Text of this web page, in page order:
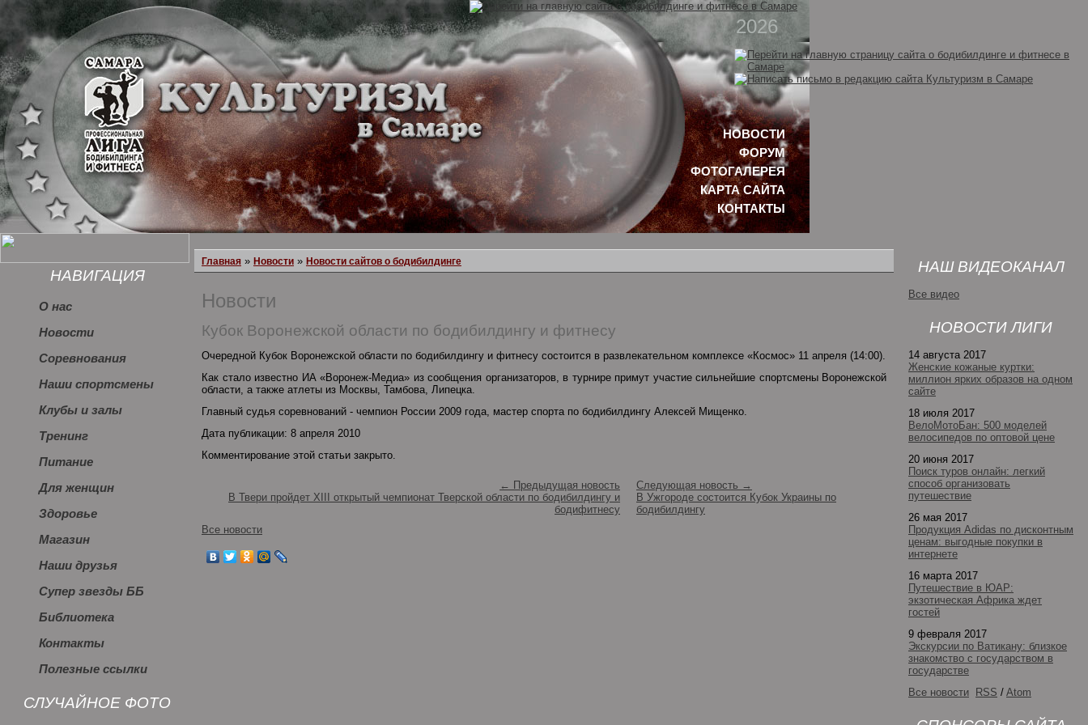
НАШ ВИДЕОКАНАЛ
Все видео
НОВОСТИ ЛИГИ
14 августа 2017
Женские кожаные куртки:
миллион ярких образов на одном
сайте
18 июля 2017
ВелоМотоБан: 500 моделей
велосипедов по оптовой цене
20 июня 2017
Поиск туров онлайн: легкий
способ организовать
путешествие
26 мая 2017
Продукция Adidas по дисконтным
ценам: выгодные покупки в
интернете
16 марта 2017
Путешествие в ЮАР:
экзотическая Африка ждет
гостей
9 февраля 2017
Экскурсии по Ватикану: близкое
знакомство с государством в
государстве
Все новости
RSS / Atom
НАВИГАЦИЯ
О нас
Новости
Соревнования
Наши спортсмены
Клубы и залы
Тренинг
Питание
Для женщин
Здоровье
Магазин
Наши друзья
Супер звезды ББ
Библиотека
Контакты
Полезные ссылки
СЛУЧАЙНОЕ ФОТО
Главная » Новости » Новости сайтов о бодибилдинге
Новости
Кубок Воронежской области по бодибилдингу и фитнесу
Очередной Кубок Воронежской области по бодибилдингу и фитнесу состоится в развлекательном комплексе «Космос» 11 апреля (14:00).
Как стало известно ИА «Воронеж-Медиа» из сообщения организаторов, в турнире примут участие сильнейшие спортсмены Воронежской
области, а также атлеты из Москвы, Тамбова, Липецка.
Главный судья соревнований - чемпион России 2009 года, мастер спорта по бодибилдингу Алексей Мищенко.
Дата публикации: 8 апреля 2010
Комментирование этой статьи закрыто.
← Предыдущая новость
В Твери пройдет XIII открытый чемпионат Тверской области по бодибилдингу и
бодифитнесу
Следующая новость →
В Ужгороде состоится Кубок Украины по
бодибилдингу
Все новости
2026
НОВОСТИ
ФОРУМ
ФОТОГАЛЕРЕЯ
КАРТА САЙТА
КОНТАКТЫ